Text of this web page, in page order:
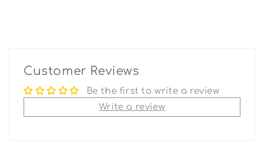
Customer Reviews
Be the first to write a review
Write a review